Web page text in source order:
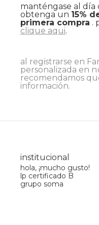
manténgase al
obtenga un 15%
primera compra .
clique aqui.
al registrarse en
personalizada en
recomendamos
información.
institucional
hola, ¡mucho gusto!
lp certificado B
grupo soma